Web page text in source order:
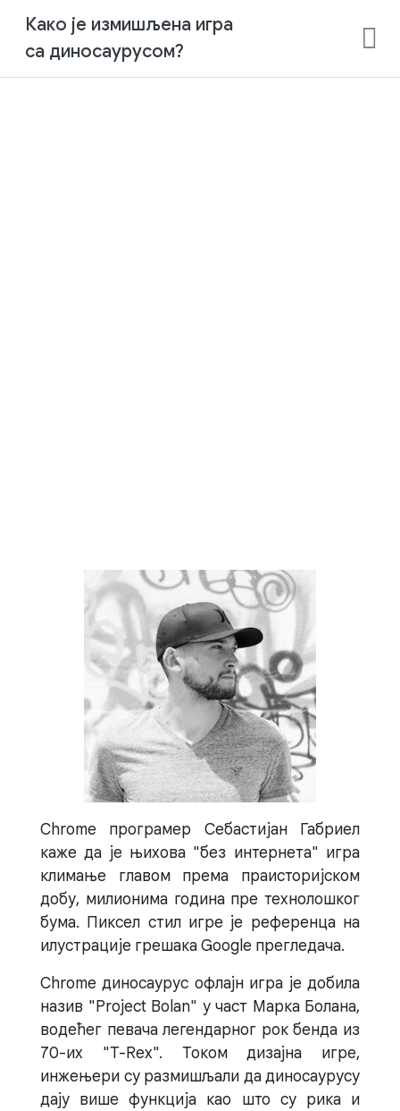
Како је измишљена игра
са диносаурусом?
Chrome програмер Себастијан Габриел
каже да је њихова "без интернета" игра
климање главом према праисторијском
добу, милионима година пре технолошког
бума. Пиксел стил игре је референца на
илустрације грешака Google прегледача.
Chrome диносаурус офлајн игра је добила
назив "Project Bolan" у част Марка Болана,
водећег певача легендарног рок бенда из
70-их "T-Rex". Током дизајна игре,
инжењери су размишљали да диносаурусу
дају више функција као што су рика и